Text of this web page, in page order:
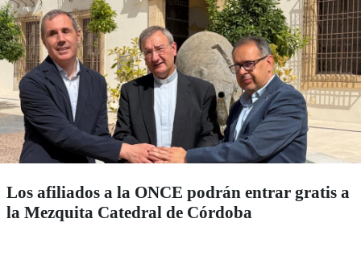
Los afiliados a la ONCE podrán entrar gratis a
la Mezquita Catedral de Córdoba